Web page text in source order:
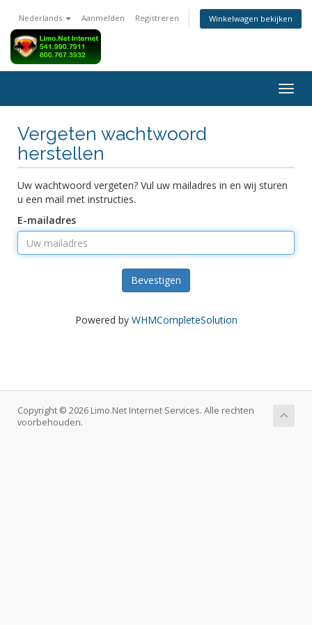
Nederlands Aanmelden Registreren Winkelwagen bekijken
in-/
Vergeten wachtwoord
herstellen
Uw wachtwoord vergeten? Vul uw mailadres in en wij sturen
u een mail met instructies.
E-mailadres
Bevestigen
Powered by WHMCompleteSolution
Copyright © 2026 Limo.Net Internet Services. Alle rechten
voorbehouden.